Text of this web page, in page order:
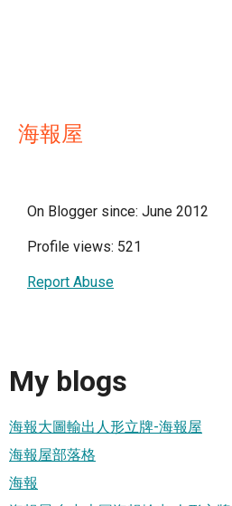
海報屋
On Blogger since: June 2012
Profile views: 521
Report Abuse
My blogs
海報大圖輸出人形立牌-海報屋
海報屋部落格
海報